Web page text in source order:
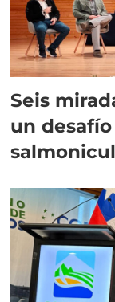
Seis
un